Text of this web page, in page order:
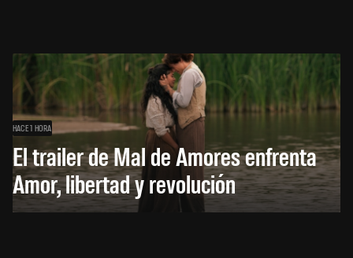
HACE 1 HORA
El trailer de Mal de Amores enfrenta
Amor, libertad y revolución